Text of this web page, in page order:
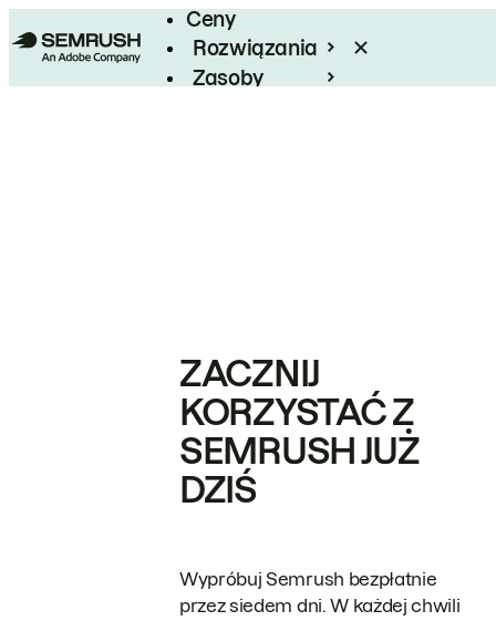
Ceny
Rozwiązania
Zasoby
ZACZNIJ
KORZYSTAĆ Z
SEMRUSH JUŻ
DZIŚ
Wypróbuj Semrush bezpłatnie
przez siedem dni. W każdej chwili